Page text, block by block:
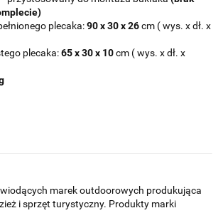
plecaka:90 x 30 x 26cm ( wys. x dł. x
plecaka:65 x 30 x 10cm ( wys. x dł. x
marek outdoorowych produkująca
i sprzęt turystyczny. Produkty marki